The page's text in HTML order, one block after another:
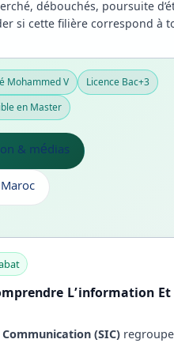
débouchés, poursuite
si cette filière correspond à
Mohammed V
Licence Bac+3
en Master
& médias
L’information Et
(SIC)